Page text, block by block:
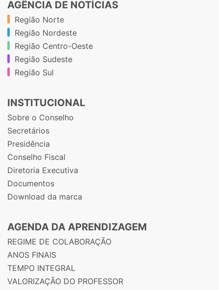
AGÊNCIA DE NOTÍCIAS
Região Norte
Região Nordeste
Região Centro-Oeste
Região Sudeste
Região Sul
INSTITUCIONAL
Sobre o Conselho
Secretários
Presidência
Conselho Fiscal
Diretoria Executiva
Documentos
Download da marca
AGENDA DA APRENDIZAGEM
REGIME DE COLABORAÇÃO
ANOS FINAIS
TEMPO INTEGRAL
VALORIZAÇÃO DO PROFESSOR